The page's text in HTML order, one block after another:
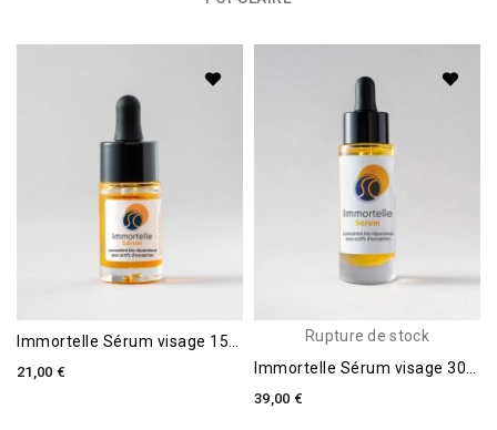
Immortelle Sérum visage 15ml X Substance Ciel
21,00 €
Rupture de stock
Immortelle Sérum visage 30ml X Substance Ciel
39,00 €